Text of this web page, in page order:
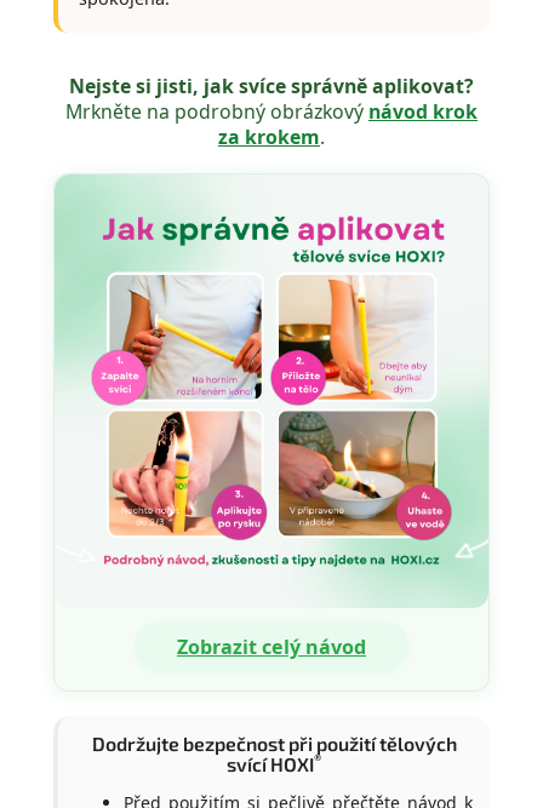
Nejste si jisti, jak svíce správně aplikovat?
Mrkněte na podrobný obrázkový návod krok
za krokem.
Zobrazit celý návod
Dodržujte bezpečnost při použití tělových
svící HOXI®
Před použitím si pečlivě přečtěte návod k